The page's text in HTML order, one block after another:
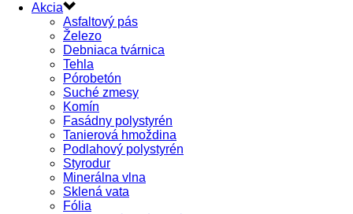
Akcia
Asfaltový pás
Železo
Debniaca tvárnica
Tehla
Pórobetón
Suché zmesy
Komín
Fasádny polystyrén
Tanierová hmoždina
Podlahový polystyrén
Styrodur
Minerálna vlna
Sklená vata
Fólia